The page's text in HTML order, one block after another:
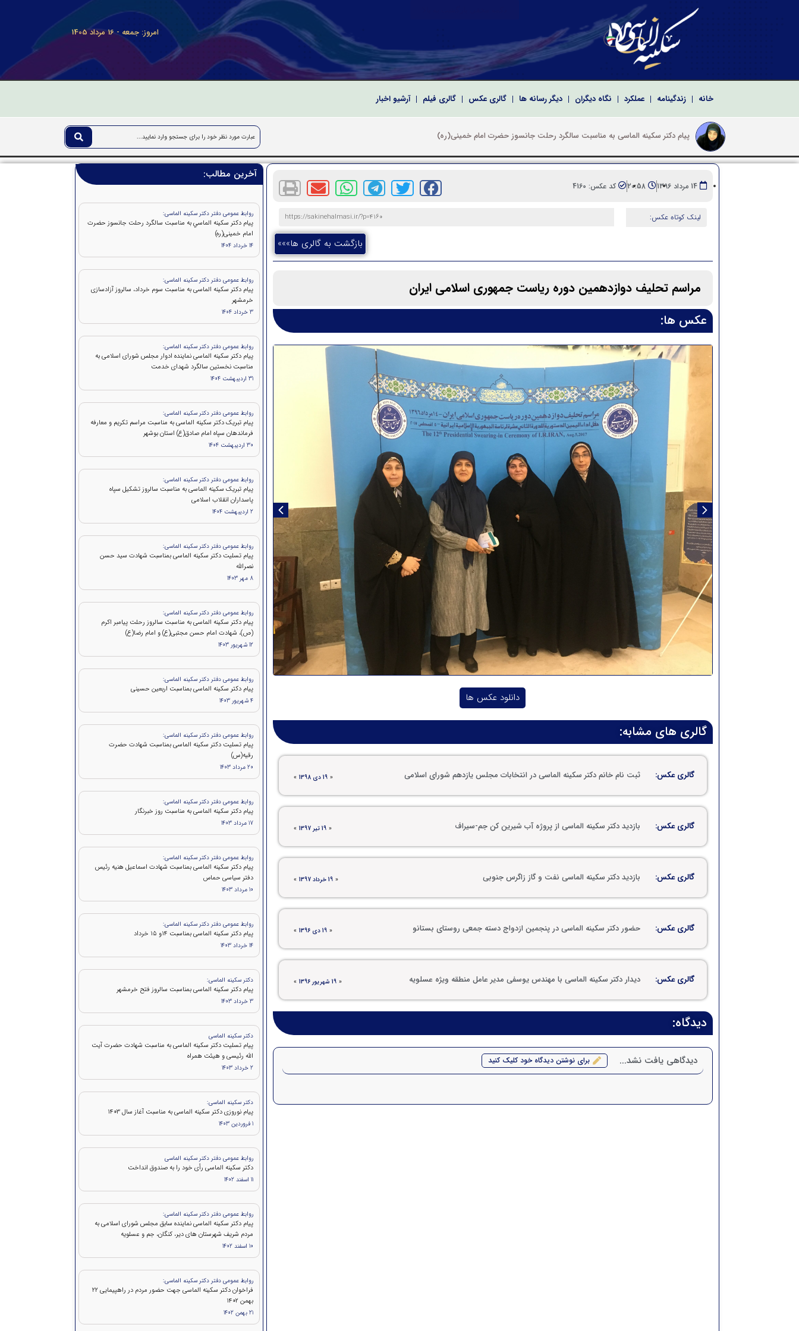
امروز: جمعه - 16 مرداد 1405
خانه زندگینامه عملکرد نگاه دیگران دیگر رسانه ها گالری عکس گالری فیلم آرشیو اخبار
پیام دکتر سکی
پیام دکتر سکینه الماسی نماینده ادوار مجلس شورای اسلامی به مناسبت نخستین سالگرد شهدای خدمت
پیام تبریک دکتر سکینه الماسی به مناسبت مراسم تکریم و معارفه فرماندهان سپاه امام صادق(ع) استان بوشهر
پیام تبریک سکینه الماسی به مناسبت سالروز تشکیل سپاه پاسداران انقلاب اسلامی
14 مرداد 1396 20:58 کد عکس: 4160
لینک کوتاه عکس: https://sakinehalmasi.ir/?p=4160
بازگشت به گالری ها»»»
مراسم تحلیف دوازدهمین دوره ریاست جمهوری اسلامی ایران
عکس ها:
دانلود عکس ها
گالری های مشابه:
گالری عکس: ثبت نام خانم دکتر سکینه الماسی در انتخابات مجلس یازدهم شورای اسلامی « 19 دی 1398 »
گالری عکس: بازدید دکتر سکینه الماسی از پروژه آب شیرین کن جم-سیراف « 19 تیر 1397 »
گالری عکس: بازدید دکتر سکینه الماسی نفت و گاز زاگرس جنوبی « 19 خرداد 1397 »
گالری عکس: حضور دکتر سکینه الماسی در پنجمین ازدواج دسته جمعی روستای بستانو « 19 دی 1396 »
گالری عکس: دیدار دکتر سکینه الماسی با مهندس یوسفی مدیر عامل منطقه ویژه عسلویه « 19 شهریور 1396 »
دیدگاه:
دیدگاهی یافت نشد... برای نوشتن دیدگاه خود کلیک کنید
آخرین مطالب:
روابط عمومی دفتر دکتر سکینه الماسی:
پيام دکتر سكينه الماسي به مناسبت سالگرد رحلت جانسوز حضرت
امام خمينی(ره)
14 خرداد 1404
روابط عمومی دفتر دکتر سکینه الماسی:
پیام دکتر سکینه الماسی به مناسبت سوم خرداد، سالروز آزادسازی
خرمشهر
3 خرداد 1404
روابط عمومی دفتر دکتر سکینه الماسی:
پیام دکتر سکینه الماسی نماینده ادوار مجلس شورای اسلامی به
مناسبت نخستین سالگرد شهدای خدمت
31 اردیبهشت 1404
روابط عمومی دفتر دکتر سکینه الماسی:
پیام تبریک دکتر سکینه الماسی به مناسبت مراسم تکریم و معارفه
فرماندهان سپاه امام صادق(ع) استان بوشهر
30 اردیبهشت 1404
روابط عمومی دفتر دکتر سکینه الماسی:
پیام تبریک سکینه الماسی به مناسبت سالروز تشکیل سپاه
پاسداران انقلاب اسلامی
2 اردیبهشت 1404
روابط عمومی دفتر دکتر سکینه الماسی:
پيام تسلیت دکتر سکینه الماسی بمناسبت شهادت سید حسن
نصرالله
8 مهر 1403
روابط عمومی دفتر دکتر سکینه الماسی:
پیام دکتر سکینه الماسی به مناسبت سالروز رحلت پیامبر اکرم
(ص)، شهادت امام حسن مجتبی(ع) و امام رضا(ع)
12 شهریور 1403
روابط عمومی دفتر دکتر سکینه الماسی:
پیام دکتر سکینه الماسی بمناسبت اربعین حسینی
4 شهریور 1403
روابط عمومی دفتر دکتر سکینه الماسی:
پیام تسلیت دکتر سکینه الماسی بمناسبت شهادت حضرت
رقیه(س)
20 مرداد 1403
روابط عمومی دفتر دکتر سکینه الماسی:
پیام دکتر سکینه الماسی به مناسبت روز خبرنگار
17 مرداد 1403
روابط عمومی دفتر دکتر سکینه الماسی:
پيام دكتر سكينه الماسی بمناسبت شهادت اسماعیل هنیه رئیس
دفتر سیاسی حماس
10 مرداد 1403
روابط عمومی دفتر دکتر سکینه الماسی:
پيام دكتر سکینه الماسی بمناسبت ۱۴و ۱۵ خرداد
14 خرداد 1403
دکتر سکینه الماسی:
پیام دکتر سکینه الماسی بمناسبت سالروز فتح خرمشهر
3 خرداد 1403
دکتر سکینه الماسی
پیام تسلیت دکتر سکینه الماسی به مناسبت شهادت حضرت آیت
الله رئیسی و هیئت همراه
2 خرداد 1403
دکتر سکینه الماسی:
پیام نوروزی دکتر سکینه الماسی به مناسبت آغاز سال 1403
1 فروردین 1403
روابط عمومی دفتر دکتر سکینه الماسی
دکتر سکینه الماسی رأی خود را به صندوق انداخت
11 اسفند 1402
روابط عمومی دفتر دکتر سکینه الماسی:
پیام دکتر سکینه الماسی نماینده سابق مجلس شورای اسلامی به
مردم شریف شهرستان های دیر، کنگان، جم و عسلویه
10 اسفند 1402
روابط عمومی دفتر دکتر سکینه الماسی:
فراخوان دکتر سکینه الماسی جهت حضور مردم در راهپیمایی ۲۲
بهمن 1402
21 بهمن 1402